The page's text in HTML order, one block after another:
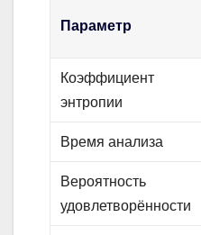
Параметр
Коэффициент
энтропии
Время анализа
Вероятность
удовлетворённости